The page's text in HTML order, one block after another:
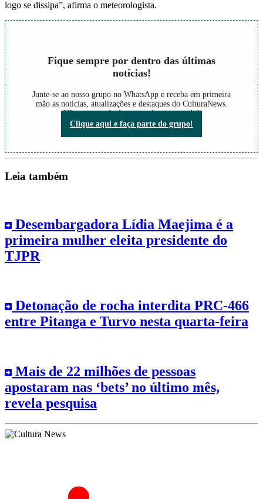
logo se dissipa”, afirma o meteorologista.
Fique sempre por dentro das últimas
notícias!
Junte-se ao nosso grupo no WhatsApp e receba em primeira
mão as notícias, atualizações e destaques do CulturaNews.
Não perca nada do que está acontecendo!
Clique aqui e faça parte do grupo!
Leia também
Desembargadora Lídia Maejima é a
primeira mulher eleita presidente do
TJPR
Detonação de rocha interdita PRC-466
entre Pitanga e Turvo nesta quarta-feira
Mais de 22 milhões de pessoas
apostaram nas ‘bets’ no último mês,
revela pesquisa